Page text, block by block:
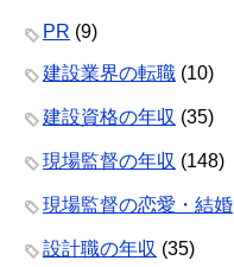
PR (9)
建設業界の転職 (10)
建設資格の年収 (35)
現場監督の年収 (148)
現場監督の恋愛・結婚
設計職の年収 (35)